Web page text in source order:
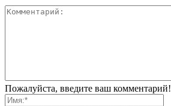
Пожалуйста, введите ваш комментарий!